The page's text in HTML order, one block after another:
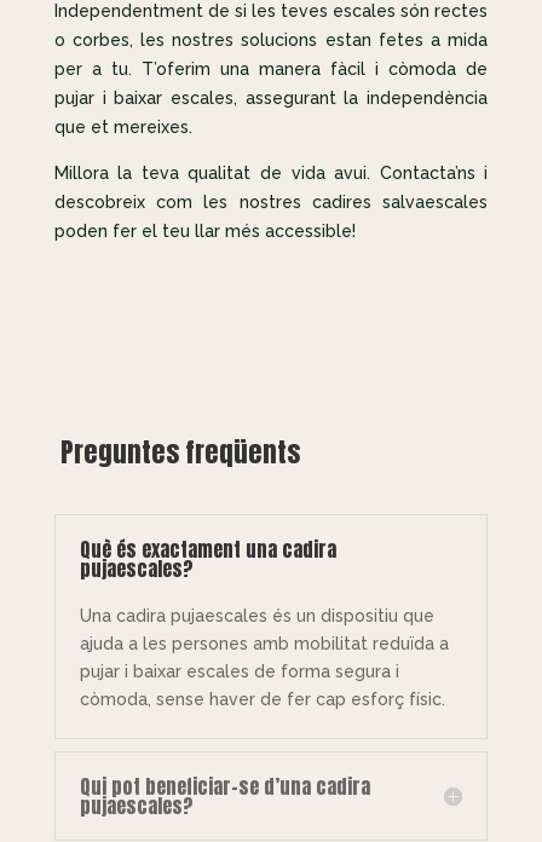
Independentment de si les teves escales són rectes
o corbes, les nostres solucions estan fetes a mida
per a tu. T’oferim una manera fàcil i còmoda de
pujar i baixar escales, assegurant la independència
que et mereixes.
Millora la teva qualitat de vida avui. Contacta’ns i
descobreix com les nostres cadires salvaescales
poden fer el teu llar més accessible!
Preguntes freqüents
Què és exactament una cadira
pujaescales?
Una cadira pujaescales és un dispositiu que
ajuda a les persones amb mobilitat reduïda a
pujar i baixar escales de forma segura i
còmoda, sense haver de fer cap esforç físic.
Qui pot beneficiar-se d’una cadira
pujaescales?